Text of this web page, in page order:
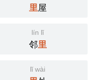
里屋
lín lǐ
邻里
lǐ wài